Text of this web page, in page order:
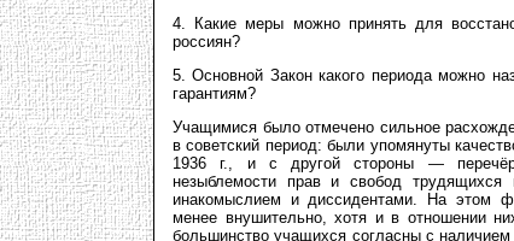
4. Какие меры можно принять для
россиян?
5. Основной Закон какого периода можно
гарантиям?
Учащимися было отмечено сильное
в советский период: были упомянуты
1936 г., и с другой стороны —
незыблемости прав и свобод
инакомыслием и диссидентами. На этом
менее внушительно, хотя и в отношении
большинство учащихся согласны с